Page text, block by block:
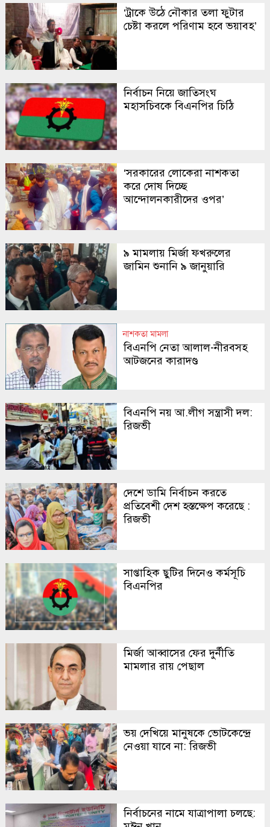
‘ট্রাকে উঠে নৌকার তলা ফুটার
চেষ্টা করলে পরিণাম হবে ভয়াবহ’
নির্বাচন নিয়ে জাতিসংঘ
মহাসচিবকে বিএনপির চিঠি
‘সরকারের লোকেরা নাশকতা
করে দোষ দিচ্ছে
আন্দোলনকারীদের ওপর’
৯ মামলায় মির্জা ফখরুলের
জামিন শুনানি ৯ জানুয়ারি
নাশকতা মামলা
বিএনপি নেতা আলাল-নীরবসহ
আটজনের কারাদণ্ড
বিএনপি নয় আ.লীগ সন্ত্রাসী দল:
রিজভী
দেশে ডামি নির্বাচন করতে
প্রতিবেশী দেশ হস্তক্ষেপ করেছে :
রিজভী
সাপ্তাহিক ছুটির দিনেও কর্মসূচি
বিএনপির
মির্জা আব্বাসের ফের দুর্নীতি
মামলার রায় পেছাল
ভয় দেখিয়ে মানুষকে ভোটকেন্দ্রে
নেওয়া যাবে না: রিজভী
নির্বাচনের নামে যাত্রাপালা চলছে: